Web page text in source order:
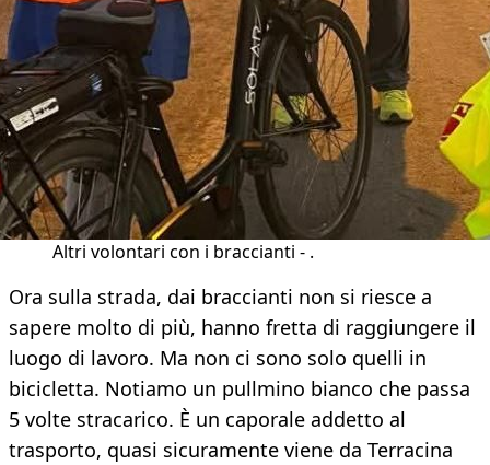
Altri volontari con i braccianti - .
Ora sulla strada, dai braccianti non si riesce a
sapere molto di più, hanno fretta di raggiungere il
luogo di lavoro. Ma non ci sono solo quelli in
bicicletta. Notiamo un pullmino bianco che passa
5 volte stracarico. È un caporale addetto al
trasporto, quasi sicuramente viene da Terracina